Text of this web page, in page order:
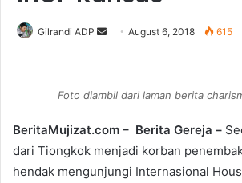
Gilrandi ADP
d
n
e
August 6, 2018 615
Foto diambil dari laman berita
BeritaMujizat.com – Berita Gereja –
dari Tiongkok menjadi korban
hendak mengunjungi Internasional